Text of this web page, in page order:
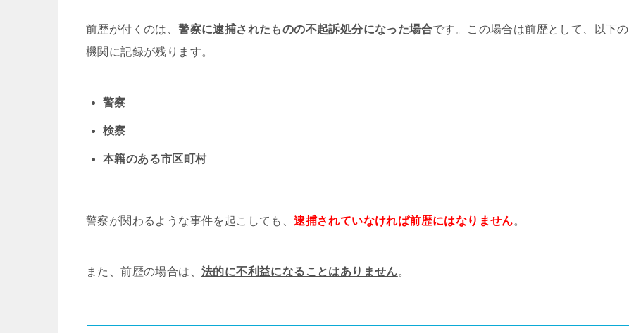
前歴が付くのは、警察に逮捕されたものの不起訴処分になった場合です。この場合は前歴として、以下の
機関に記録が残ります。
警察
検察
本籍のある市区町村
警察が関わるような事件を起こしても、逮捕されていなければ前歴にはなりません。
また、前歴の場合は、 法的に不利益になることはありません。